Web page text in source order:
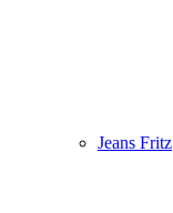
Jeans Fritz